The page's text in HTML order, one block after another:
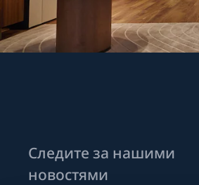
Следите за нашими
новостями